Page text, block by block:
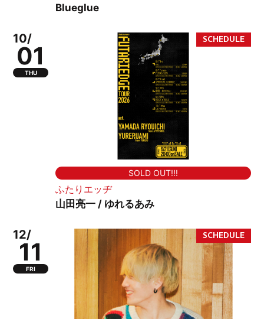
Blueglue
10/
01
THU
SOLD OUT!!!
ふたりエッヂ
山田亮一 / ゆれるあみ
12/
11
FRI